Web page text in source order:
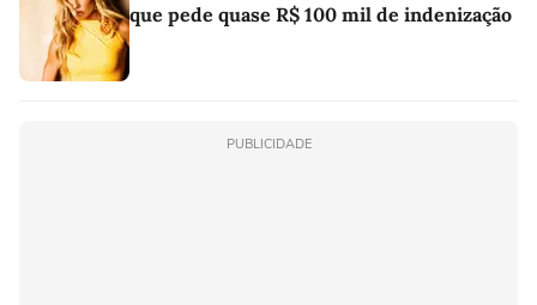
que pede quase R$ 100 mil de indenização
PUBLICIDADE